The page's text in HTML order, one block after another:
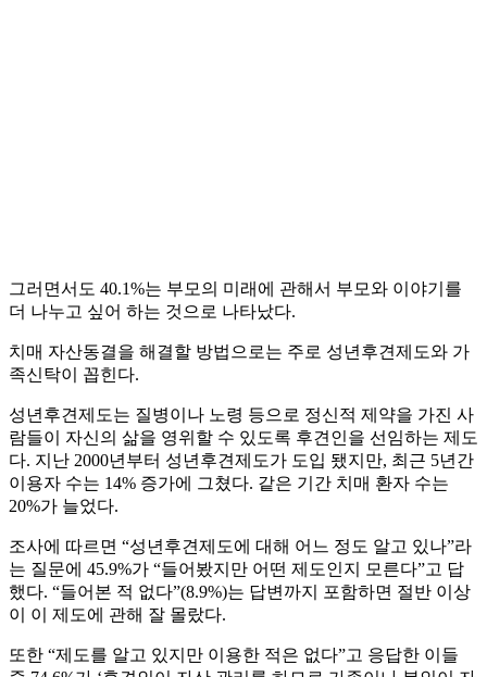
그러면서도 40.1%는 부모의 미래에 관해서 부모와 이야기를
더 나누고 싶어 하는 것으로 나타났다.
치매 자산동결을 해결할 방법으로는 주로 성년후견제도와 가
족신탁이 꼽힌다.
성년후견제도는 질병이나 노령 등으로 정신적 제약을 가진 사
람들이 자신의 삶을 영위할 수 있도록 후견인을 선임하는 제도
다. 지난 2000년부터 성년후견제도가 도입 됐지만, 최근 5년간
이용자 수는 14% 증가에 그쳤다. 같은 기간 치매 환자 수는
20%가 늘었다.
조사에 따르면 “성년후견제도에 대해 어느 정도 알고 있나”라
는 질문에 45.9%가 “들어봤지만 어떤 제도인지 모른다”고 답
했다. “들어본 적 없다”(8.9%)는 답변까지 포함하면 절반 이상
이 이 제도에 관해 잘 몰랐다.
또한 “제도를 알고 있지만 이용한 적은 없다”고 응답한 이들